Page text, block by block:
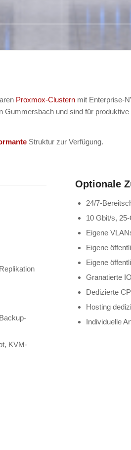
Proxmox-Clustern mit Enterprise-
Gummersbach und sind für
Struktur zur Verfügung.
KVM-
Optionale
24/7-
10 Gbit/s,
Eigene
Eigene
Eigene
Granatierte
Dedizierte
Hosting
Individuelle